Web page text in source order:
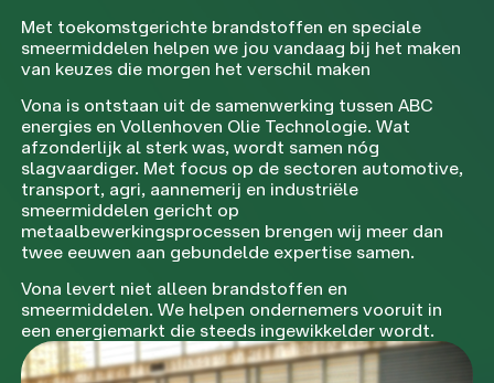
Met toekomstgerichte brandstoffen en speciale
smeermiddelen helpen we jou vandaag bij het maken
van keuzes die morgen het verschil maken
Vona is ontstaan uit de samenwerking tussen ABC
energies en Vollenhoven Olie Technologie. Wat
afzonderlijk al sterk was, wordt samen nóg
slagvaardiger. Met focus op de sectoren automotive,
transport, agri, aannemerij en industriële
smeermiddelen gericht op
metaalbewerkingsprocessen brengen wij meer dan
twee eeuwen aan gebundelde expertise samen.
Vona levert niet alleen brandstoffen en
smeermiddelen. We helpen ondernemers vooruit in
een energiemarkt die steeds ingewikkelder wordt.